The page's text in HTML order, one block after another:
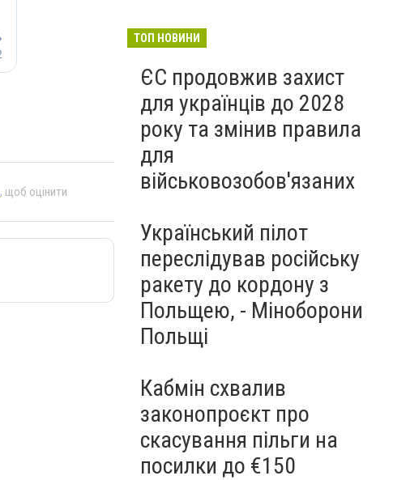
, щоб оцінити
ТОП НОВИНИ
ЄС продовжив захист
для українців до 2028
року та змінив правила
для
військовозобов'язаних
Український пілот
переслідував російську
ракету до кордону з
Польщею, - Міноборони
Польщі
Кабмін схвалив
законопроєкт про
скасування пільги на
посилки до €150